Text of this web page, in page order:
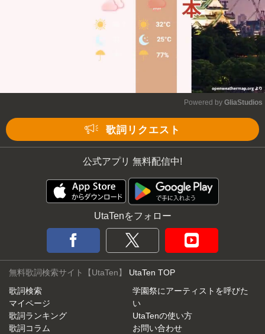
Powered by GliaStudios
歌詞リクエスト
公式アプリ 無料配信中!
UtaTenをフォロー
無料歌詞検索サイト【UtaTen】 UtaTen TOP
歌詞検索
マイページ
歌詞ランキング
歌詞コラム
学園祭にアーティストを呼びた
い
UtaTenの使い方
お問い合わせ